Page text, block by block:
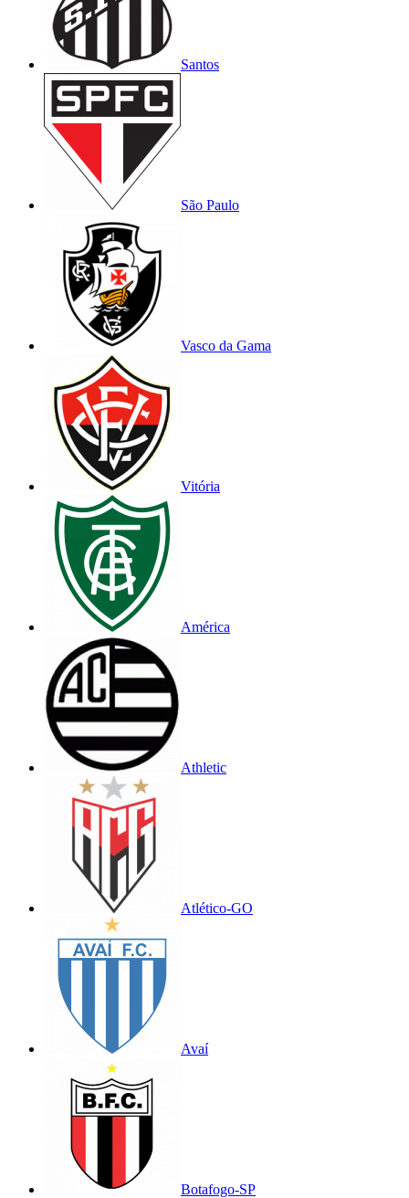
Santos
São Paulo
Vasco da Gama
Vitória
América
Athletic
Atlético-GO
Avaí
Botafogo-SP